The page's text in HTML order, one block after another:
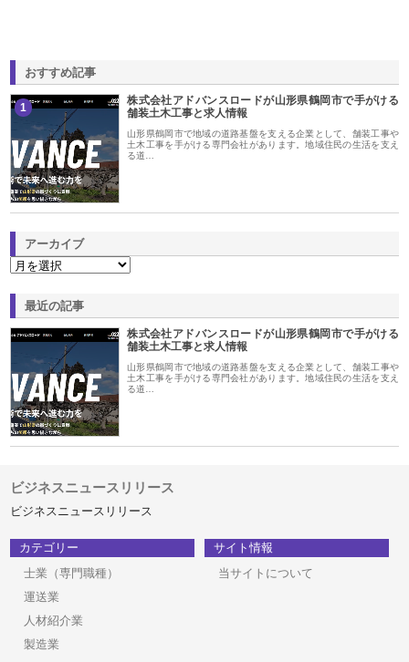
おすすめ記事
1
株式会社アドバンスロードが山形県鶴岡市で手がける
舗装土木工事と求人情報
山形県鶴岡市で地域の道路基盤を支える企業として、舗装工事や
土木工事を手がける専門会社があります。地域住民の生活を支え
る道…
アーカイブ
最近の記事
株式会社アドバンスロードが山形県鶴岡市で手がける
舗装土木工事と求人情報
山形県鶴岡市で地域の道路基盤を支える企業として、舗装工事や
土木工事を手がける専門会社があります。地域住民の生活を支え
る道…
ビジネスニュースリリース
ビジネスニュースリリース
カテゴリー
士業（専門職種）
運送業
人材紹介業
製造業
サイト情報
当サイトについて